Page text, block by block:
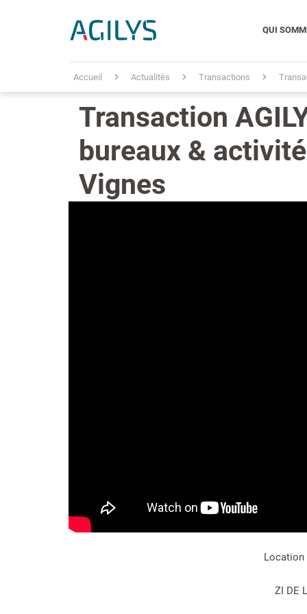
QUI
Accueil Actualités Transactions
Transaction
bureaux &
Vignes
Location
ZI DE